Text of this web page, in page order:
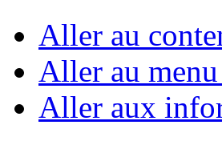
Aller au
Aller au
Aller aux